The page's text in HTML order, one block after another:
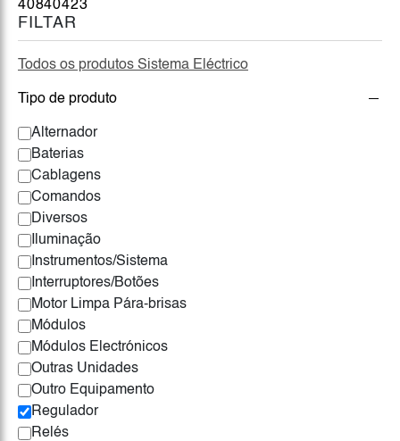
FILTAR
Todos os produtos Sistema Eléctrico
Tipo de produto
Alternador
Baterias
Cablagens
Comandos
Diversos
Iluminação
Instrumentos/Sistema
Interruptores/Botões
Motor Limpa Pára-brisas
Módulos
Módulos Electrónicos
Outras Unidades
Outro Equipamento
Regulador
Relés
40840423